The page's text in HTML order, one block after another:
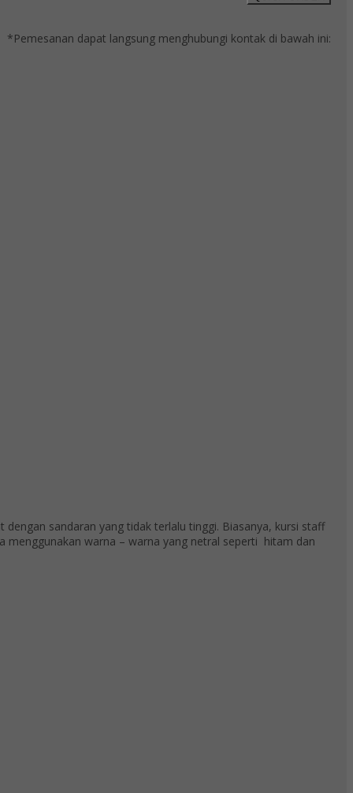
*Pemesanan dapat langsung menghubungi kontak di bawah ini:
sandaran yang tidak terlalu tinggi. Biasanya, kursi staff
menggunakan warna – warna yang netral seperti hitam dan